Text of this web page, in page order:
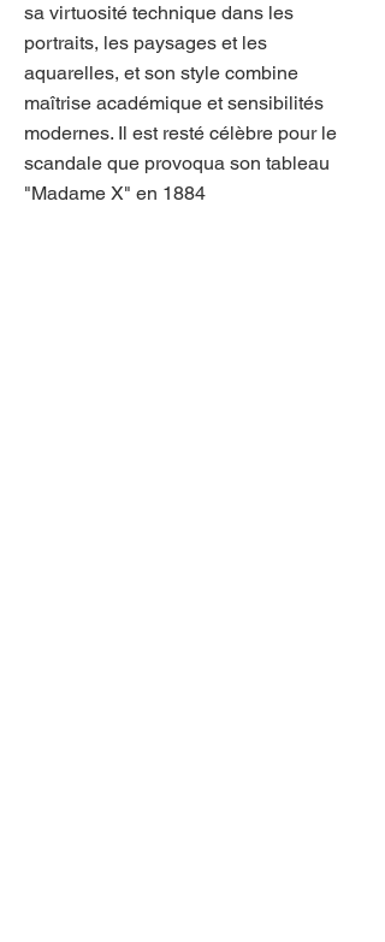
sa virtuosité technique dans les
portraits, les paysages et les
aquarelles, et son style combine
maîtrise académique et sensibilités
modernes. Il est resté célèbre pour le
scandale que provoqua son tableau
"Madame X" en 1884